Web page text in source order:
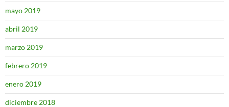
mayo 2019
abril 2019
marzo 2019
febrero 2019
enero 2019
diciembre 2018